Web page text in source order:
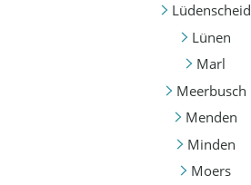
Lüdenscheid
Lünen
Marl
Meerbusch
Menden
Minden
Moers